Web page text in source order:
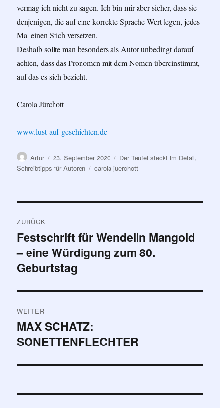
vermag ich nicht zu sagen. Ich bin mir aber sicher, dass sie
denjenigen, die auf eine korrekte Sprache Wert legen, jedes
Mal einen Stich versetzen.
Deshalb sollte man besonders als Autor unbedingt darauf
achten, dass das Pronomen mit dem Nomen übereinstimmt,
auf das es sich bezieht.
Carola Jürchott
www.lust-auf-geschichten.de
Autor
Artur
Veröffentlicht
am
23. September 2020 Kategorien
Der Teufel steckt im Detail,
Schreibtipps für Autoren
Schlagwörter
carola juerchott
ZURÜCK
Vorheriger
Beitrag:
Festschrift für Wendelin Mangold
– eine Würdigung zum 80.
Geburtstag
WEITER
Nächster
Beitrag:
MAX SCHATZ:
SONETTENFLECHTER